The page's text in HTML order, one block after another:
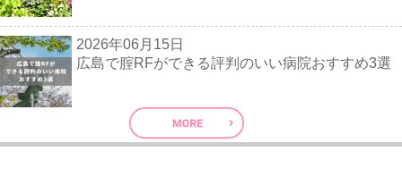
2026年06月15日
広島で腟RFができる評判のいい病院おすすめ3選